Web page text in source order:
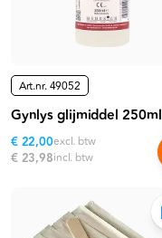
Art.nr.49052
Gynlys glijmiddel 250ml
€ 22,00excl. btw
€ 23,98incl. btw